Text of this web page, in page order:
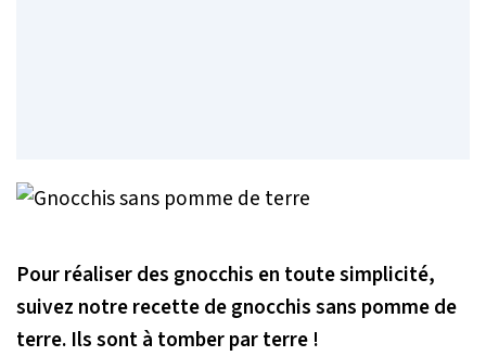
Pour réaliser des gnocchis en toute simplicité,
suivez notre recette de gnocchis sans pomme de
terre. Ils sont à tomber par terre !